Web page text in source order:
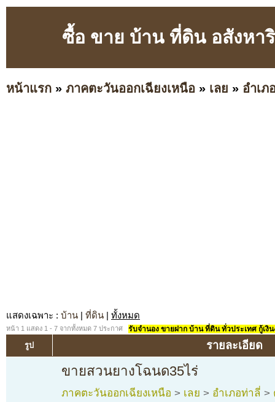
ซื้อ ขาย บ้าน ที่ดิน อสังหา
หน้าแรก » ภาคตะวันออกเฉียงเหนือ » เลย » อำเภ
แสดงเฉพาะ : บ้าน | ที่ดิน | ทั้งหมด
หน้า 1 แสดง 1 - 7 จากทั้งหมด 7 ประกาศ รับจำนอง ขายฝาก บ้าน ที่ดิน ทั่วประเทศ กู้เงิ
รูป รายละเอียด
ขายสวนยางโฉนด35ไร่
ภาคตะวันออกเฉียงเหนือ > เลย > อำเภอท่าลี่ >